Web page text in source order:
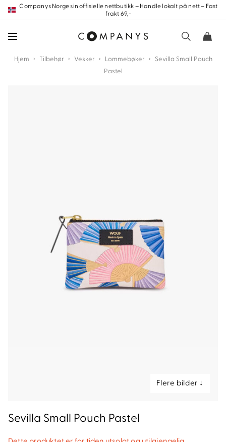
Hopp
frem
innholdet
Companys Norge sin offisielle nettbutikk – Handle lokalt på nett – Fast
frakt 69,-
Hjem › Tilbehør › Vesker › Lommebøker › Sevilla Small Pouch
Pastel
Sevilla Small Pouch Pastel